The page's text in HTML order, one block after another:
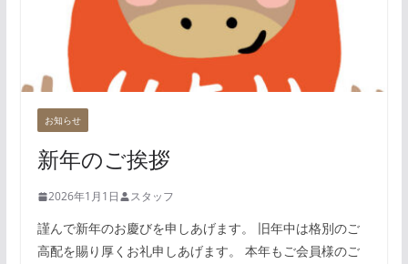
お知らせ
新年のご挨拶
2026年1月1日 スタッフ
謹んで新年のお慶びを申しあげます。 旧年中は格別のご
高配を賜り厚くお礼申しあげます。 本年もご会員様のご